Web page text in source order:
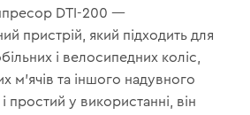
DTI-200 —
пристрій, який підходить для
і велосипедних коліс,
м'ячів та іншого надувного
простий у використанні, він